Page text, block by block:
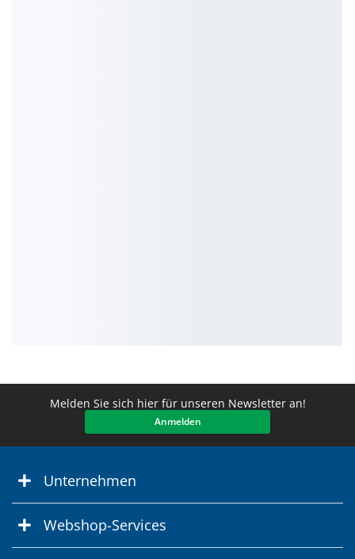
Melden Sie sich hier für unseren Newsletter an!
Anmelden
Unternehmen
Webshop-Services